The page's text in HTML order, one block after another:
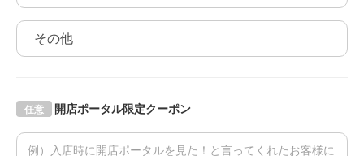
その他
開店ポータル限定クーポン
任意